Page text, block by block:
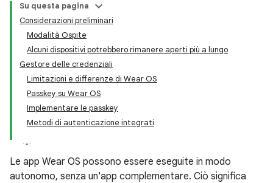
Su questa pagina
Considerazioni preliminari
Modalità Ospite
Alcuni dispositivi potrebbero rimanere aperti più a lungo
Gestore delle credenziali
Limitazioni e differenze di Wear OS
Passkey su Wear OS
Implementare le passkey
Metodi di autenticazione integrati
Le app Wear OS possono essere eseguite in modo
autonomo, senza un'app complementare. Ciò significa